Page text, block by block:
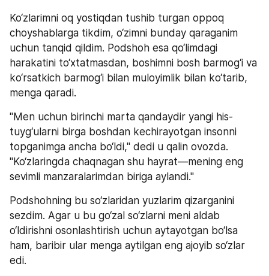
Ko‘zlarimni oq yostiqdan tushib turgan oppoq
choyshablarga tikdim, o‘zimni bunday qaraganim
uchun tanqid qildim. Podshoh esa qo‘limdagi
harakatini to‘xtatmasdan, boshimni bosh barmog‘i va
ko‘rsatkich barmog‘i bilan muloyimlik bilan ko‘tarib,
menga qaradi.
"Men uchun birinchi marta qandaydir yangi his-
tuyg‘ularni birga boshdan kechirayotgan insonni
topganimga ancha bo‘ldi," dedi u qalin ovozda.
"Ko‘zlaringda chaqnagan shu hayrat—mening eng
sevimli manzaralarimdan biriga aylandi."
Podshohning bu so‘zlaridan yuzlarim qizarganini
sezdim. Agar u bu go‘zal so‘zlarni meni aldab
o‘ldirishni osonlashtirish uchun aytayotgan bo‘lsa
ham, baribir ular menga aytilgan eng ajoyib so‘zlar
edi.